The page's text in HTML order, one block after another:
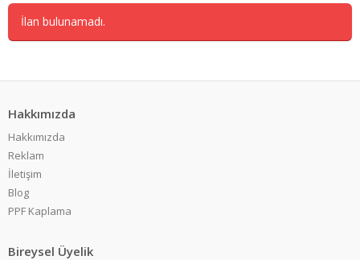
İlan bulunamadı.
Hakkımızda
Hakkımızda
Reklam
İletişim
Blog
PPF Kaplama
Bireysel Üyelik